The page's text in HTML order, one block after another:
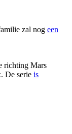
zal nog een
richting Mars
De serie is